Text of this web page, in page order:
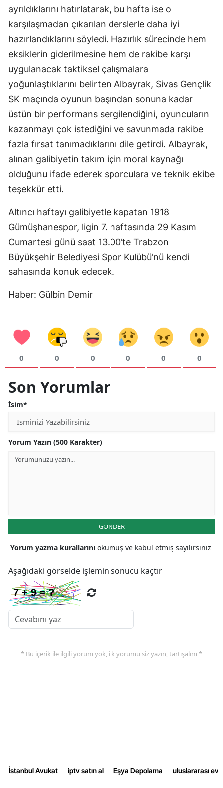
Kayseri
Kırklareli
Kırşehir
Kocaeli
Konya
Kütahya
Malatya
Kahramanmaraş
Muğla
Nevşehir
Sakarya
Samsun
Şanlıurfa
Ardahan
ayrıldıklarını hatırlatarak, bu hafta ise o
karşılaşmadan çıkarılan derslerle daha iyi
hazırlandıklarını söyledi. Hazırlık sürecinde hem
eksiklerin giderilmesine hem de rakibe karşı
uygulanacak taktiksel çalışmalara
yoğunlaştıklarını belirten Albayrak, Sivas Gençlik
SK maçında oyunun başından sonuna kadar
üstün bir performans sergilendiğini, oyuncuların
kazanmayı çok istediğini ve savunmada rakibe
fazla fırsat tanımadıklarını dile getirdi. Albayrak,
alınan galibiyetin takım için moral kaynağı
olduğunu ifade ederek sporculara ve teknik ekibe
teşekkür etti.
Altıncı haftayı galibiyetle kapatan 1918
Gümüşhanespor, ligin 7. haftasında 29 Kasım
Cumartesi günü saat 13.00’te Trabzon
Büyükşehir Belediyesi Spor Kulübü’nü kendi
sahasında konuk edecek.
Haber: Gülbin Demir
0 0 0 0 0 0
Son Yorumlar
İsim*
Yorum Yazın (500 Karakter)
GÖNDER
Yorum yazma kurallarını okumuş ve kabul etmiş sayılırsınız
Aşağıdaki görselde işlemin sonucu kaçtır
* Bu içerik ile ilgili yorum yok, ilk yorumu siz yazın, tartışalım *
İstanbul Avukat iptv satın al Eşya Depolama uluslararası